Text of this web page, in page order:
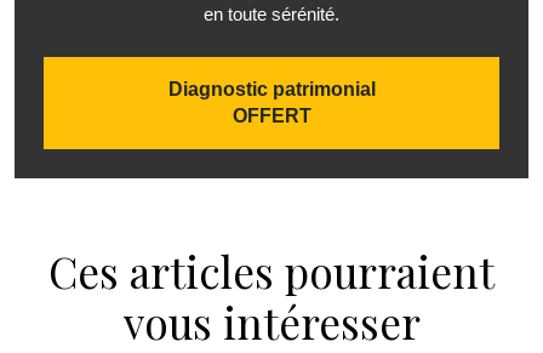
en toute sérénité.
Diagnostic patrimonial
OFFERT
Ces articles pourraient
vous intéresser